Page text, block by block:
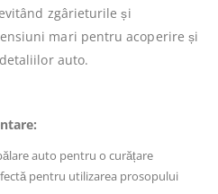
zgârieturile și
mari pentru acoperire și
auto.
auto pentru o curățare
pentru utilizarea prosopului